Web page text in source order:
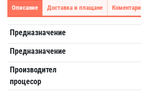
Описание Доставка и плащане Коментари
Предназначение
Предназначение
Производител
процесор